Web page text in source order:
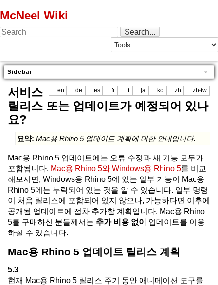
McNeel Wiki
Sidebar
en de es fr it ja ko zh zh-tw
서비스
릴리스 또는 업데이트가 예정되어 있나
요?
요약: Mac용 Rhino 5 업데이트 계획에 대한 안내입니다.
Mac용 Rhino 5 업데이트에는 오류 수정과 새 기능 모두가
포함됩니다. Mac용 Rhino 5와 Windows용 Rhino 5를 비교
해보시면, Windows용 Rhino 5에 있는 일부 기능이 Mac용
Rhino 5에는 누락되어 있는 것을 알 수 있습니다. 일부 명령
이 처음 릴리스에 포함되어 있지 않으나, 가능하다면 이후에
공개될 업데이트에 점차 추가할 계획입니다. Mac용 Rhino
5를 구매하신 분들께서는 추가 비용 없이
업데이트를 이용
하실 수 있습니다.
Mac용 Rhino 5 업데이트 릴리스 계획
5.3
현재 Mac용 Rhino 5 릴리스 주기 동안 애니메이션 도구를